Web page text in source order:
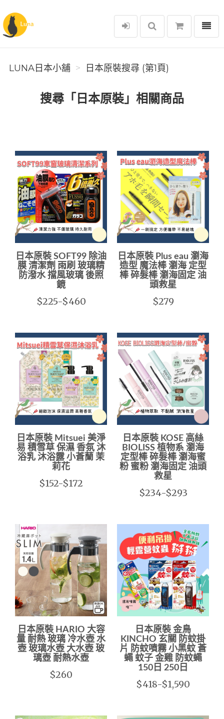
Luna日本小舖
選單
LUNA日本小舖 日本原裝搜尋 (第1頁)
搜尋「日本原裝」相關商品
日本原裝 SOFT99 除油
膜 清潔劑 雨刷 玻璃精
防潑水 擋風玻璃 後照
鏡
$225-$460
日本原裝 Plus eau 瀏海
造型 魔法棒 瀏海 定型
棒 碎髮棒 瀏海固定 油
頭救星
$279
日本原裝 Mitsuei 美淨
易 積雪草 保濕 香氛 沐
浴乳 沐浴露 小蒼蘭 茉
莉花
$152-$172
日本原裝 KOSE 高絲
BIOLISS 植物系 瀏海
定型棒 碎髮棒 瀏海蜜
粉 蜜粉 瀏海固定 油頭
救星
$234-$293
日本原裝 HARIO 大容
量 耐熱 玻璃 冷水壺 水
壺 玻璃水壺 大水壺 玻
璃壺 耐熱水壺
$260
日本原裝 金鳥
KINCHO 玄關 防蚊掛
片 防蚊噴霧 小黑蚊 蒼
蠅 蚊子 金雞 防蚊蠅
150日 250日
$418-$1,590